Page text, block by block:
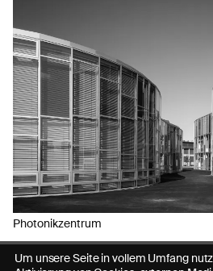
Photonikzentrum
Um unsere Seite in vollem Umfang